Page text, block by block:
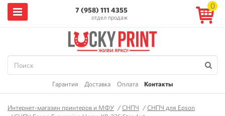
7 (958) 111 4355
отдел продаж
0
Гарантия Доставка Оплата Контакты
Интернет-магазин принтеров и МФУ /СНПЧ /СНПЧ для Epson